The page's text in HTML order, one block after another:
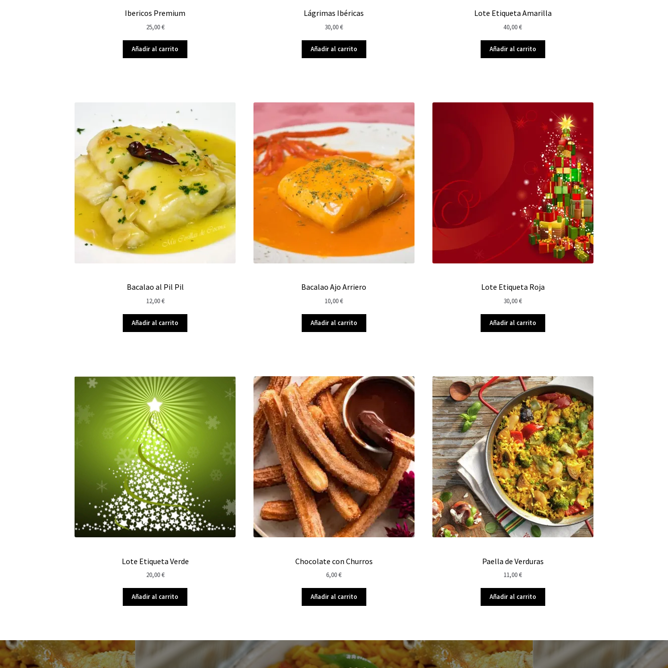
Ibericos Premium
25,00€
Añadir al carrito
Lágrimas Ibéricas
30,00€
Añadir al carrito
Lote Etiqueta Amarilla
40,00€
Añadir al carrito
Bacalao al Pil Pil
12,00€
Añadir al carrito
Bacalao Ajo Arriero
10,00€
Añadir al carrito
Lote Etiqueta Roja
30,00€
Añadir al carrito
Lote Etiqueta Verde
20,00€
Añadir al carrito
Chocolate con Churros
6,00€
Añadir al carrito
Paella de Verduras
11,00€
Añadir al carrito